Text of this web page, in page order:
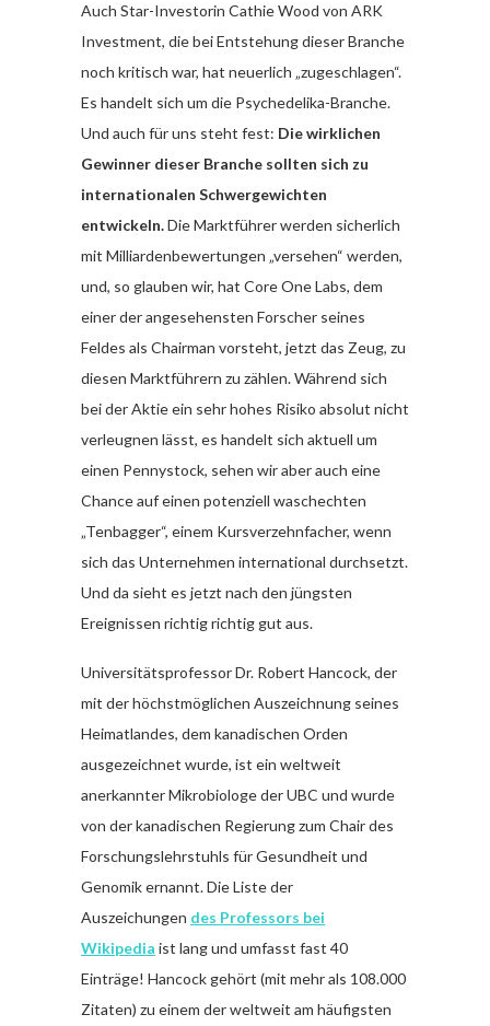
Auch Star-Investorin Cathie Wood von ARK
Investment, die bei Entstehung dieser Branche
noch kritisch war, hat neuerlich „zugeschlagen“.
Es handelt sich um die Psychedelika-Branche.
Und auch für uns steht fest: Die wirklichen
Gewinner dieser Branche sollten sich zu
internationalen Schwergewichten
entwickeln.Die Marktführer werden sicherlich
mit Milliardenbewertungen „versehen“ werden,
und, so glauben wir, hat Core One Labs, dem
einer der angesehensten Forscher seines
Feldes als Chairman vorsteht, jetzt das Zeug, zu
diesen Marktführern zu zählen. Während sich
bei der Aktie ein sehr hohes Risiko absolut nicht
verleugnen lässt, es handelt sich aktuell um
einen Pennystock, sehen wir aber auch eine
Chance auf einen potenziell waschechten
„Tenbagger“, einem Kursverzehnfacher, wenn
sich das Unternehmen international durchsetzt.
Und da sieht es jetzt nach den jüngsten
Ereignissen richtig richtig gut aus.
Universitätsprofessor Dr. Robert Hancock, der
mit der höchstmöglichen Auszeichnung seines
Heimatlandes, dem kanadischen Orden
ausgezeichnet wurde, ist ein weltweit
anerkannter Mikrobiologe der UBC und wurde
von der kanadischen Regierung zum Chair des
Forschungslehrstuhls für Gesundheit und
Genomik ernannt. Die Liste der
Auszeichungen des Professors bei
Wikipedia ist lang und umfasst fast 40
Einträge! Hancock gehört (mit mehr als 108.000
Zitaten) zu einem der weltweit am häufigsten